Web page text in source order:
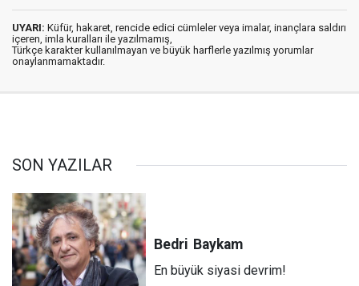
UYARI: Küfür, hakaret, rencide edici cümleler veya imalar, inançlara saldırı
içeren, imla kuralları ile yazılmamış,
Türkçe karakter kullanılmayan ve büyük harflerle yazılmış yorumlar
onaylanmamaktadır.
SON YAZILAR
Bedri Baykam
En büyük siyasi devrim!